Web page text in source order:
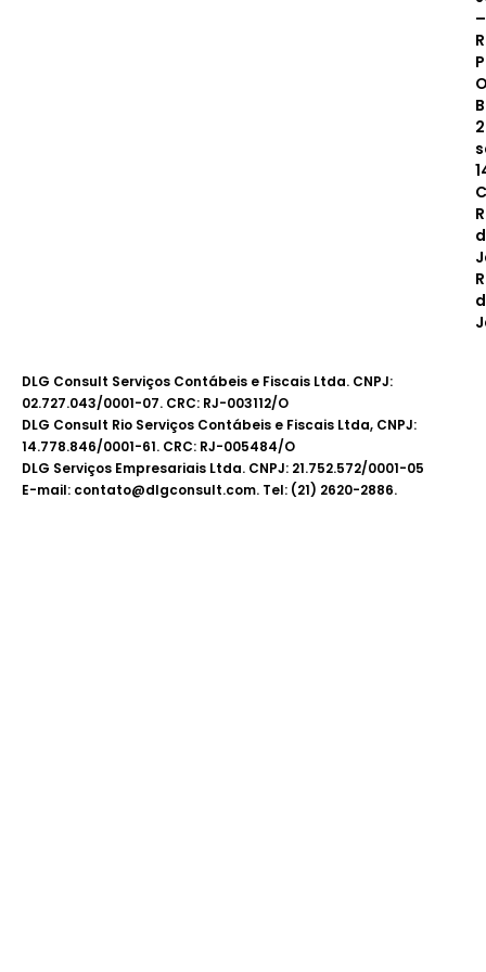
–
DLG Consult Serviços Contábeis e Fiscais Ltda. CNPJ:
02.727.043/0001-07. CRC: RJ-003112/O
DLG Consult Rio Serviços Contábeis e Fiscais Ltda, CNPJ:
14.778.846/0001-61. CRC: RJ-005484/O
DLG Serviços Empresariais Ltda. CNPJ: 21.752.572/0001-05
E-mail: contato@dlgconsult.com. Tel: (21) 2620-2886.